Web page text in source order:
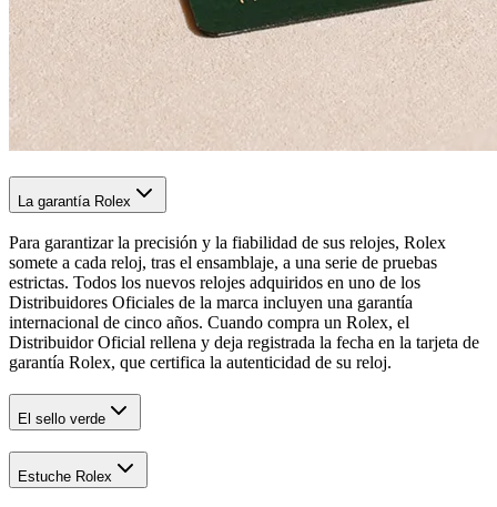
La garantía Rolex
Para garantizar la precisión y la fiabilidad de sus relojes, Rolex
somete a cada reloj, tras el ensamblaje, a una serie de pruebas
estrictas. Todos los nuevos relojes adquiridos en uno de los
Distribuidores Oficiales de la marca incluyen una garantía
internacional de cinco años. Cuando compra un Rolex, el
Distribuidor Oficial rellena y deja registrada la fecha en la tarjeta de
garantía Rolex, que certifica la autenticidad de su reloj.
El sello verde
Estuche Rolex